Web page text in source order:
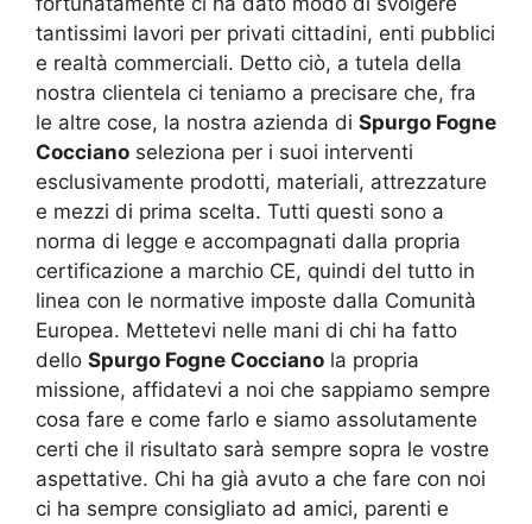
tantissimi lavori per privati cittadini, enti pubblici
e realtà commerciali. Detto ciò, a tutela della
nostra clientela ci teniamo a precisare che, fra
le altre cose, la nostra azienda di Spurgo Fogne
Cocciano seleziona per i suoi interventi
esclusivamente prodotti, materiali, attrezzature
e mezzi di prima scelta. Tutti questi sono a
norma di legge e accompagnati dalla propria
certificazione a marchio CE, quindi del tutto in
linea con le normative imposte dalla Comunità
Europea. Mettetevi nelle mani di chi ha fatto
dello Spurgo Fogne Cocciano la propria
missione, affidatevi a noi che sappiamo sempre
cosa fare e come farlo e siamo assolutamente
certi che il risultato sarà sempre sopra le vostre
aspettative. Chi ha già avuto a che fare con noi
ci ha sempre consigliato ad amici, parenti e